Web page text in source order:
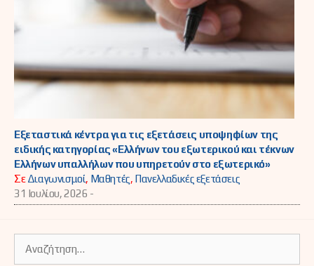
Εξεταστικά κέντρα για τις εξετάσεις υποψηφίων της
ειδικής κατηγορίας «Ελλήνων του εξωτερικού και τέκνων
Ελλήνων υπαλλήλων που υπηρετούν στο εξωτερικό»
ΣεΔιαγωνισμοί, Μαθητές, Πανελλαδικές εξετάσεις
31 Ιουλίου, 2026 -
για: